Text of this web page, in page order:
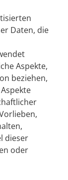
Daten, die
Aspekte,
beziehen,
dieser
oder